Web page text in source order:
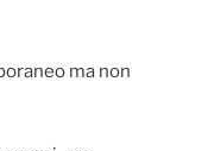
ma non